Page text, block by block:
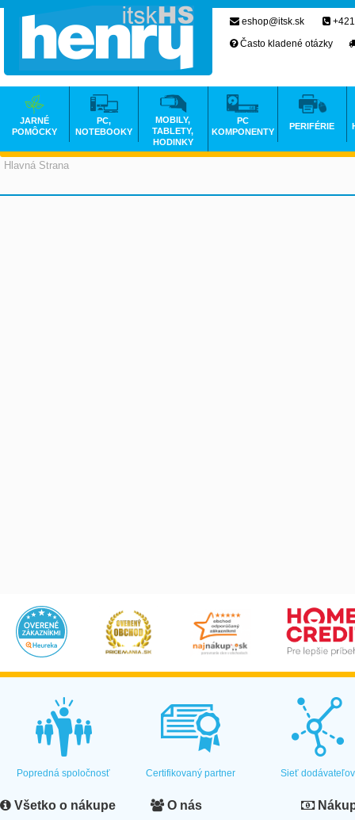
Hlavná Strana
eshop@itsk.sk
Často kladené otázky
JARNÉ
POMÔCKY
PC,
NOTEBOOKY
MOBILY,
TABLETY,
HODINKY
PC
KOMPONENTY
PERIFÉRIE
Popredná spoločnosť Certifikovaný partner Sieť dodávateľov
Všetko o nákupe O nás